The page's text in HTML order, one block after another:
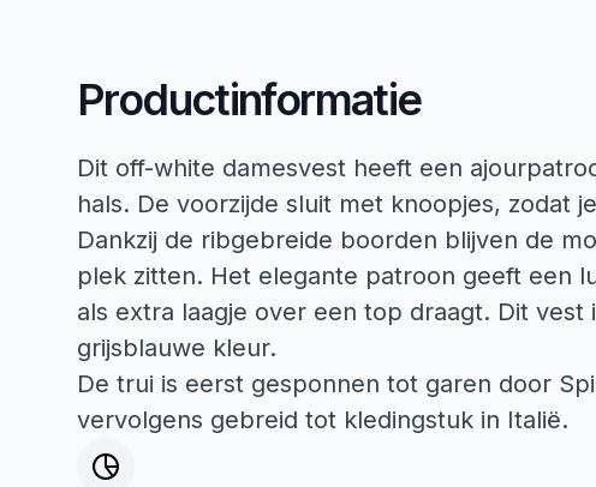
Productinformatie
Dit off-white damesvest heeft een
hals. De voorzijde sluit met knoopjes, zodat
Dankzij de ribgebreide boorden blijven de
plek zitten. Het elegante patroon geeft een
als extra laagje over een top draagt. Dit vest
grijsblauwe kleur.
De trui is eerst gesponnen tot garen door
vervolgens gebreid tot kledingstuk in Italië.